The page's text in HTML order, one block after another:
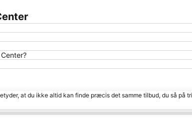
at du ikke altid kan finde præcis det samme tilbud, du så på